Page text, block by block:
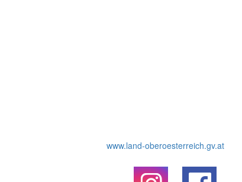
www.land-oberoesterreich.gv.at